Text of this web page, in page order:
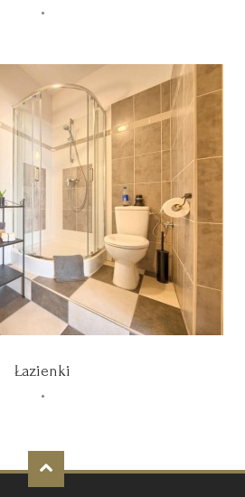
•
Łazienki
•